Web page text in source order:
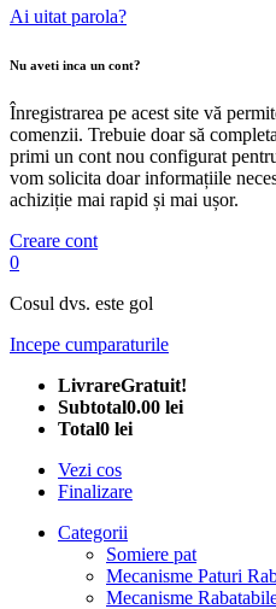
Ai uitat parola?
Nu aveti inca un cont?
Înregistrarea pe acest site vă
comenzii. Trebuie doar să
primi un cont nou configurat
vom solicita doar informațiile
achiziție mai rapid și mai ușor.
Creare cont
0
Cosul dvs. este gol
Incepe cumparaturile
LivrareGratuit!
Subtotal0.00 lei
Total0 lei
Vezi cos
Finalizare
Categorii
Somiere pat
Mecanisme Paturi
Mecanisme